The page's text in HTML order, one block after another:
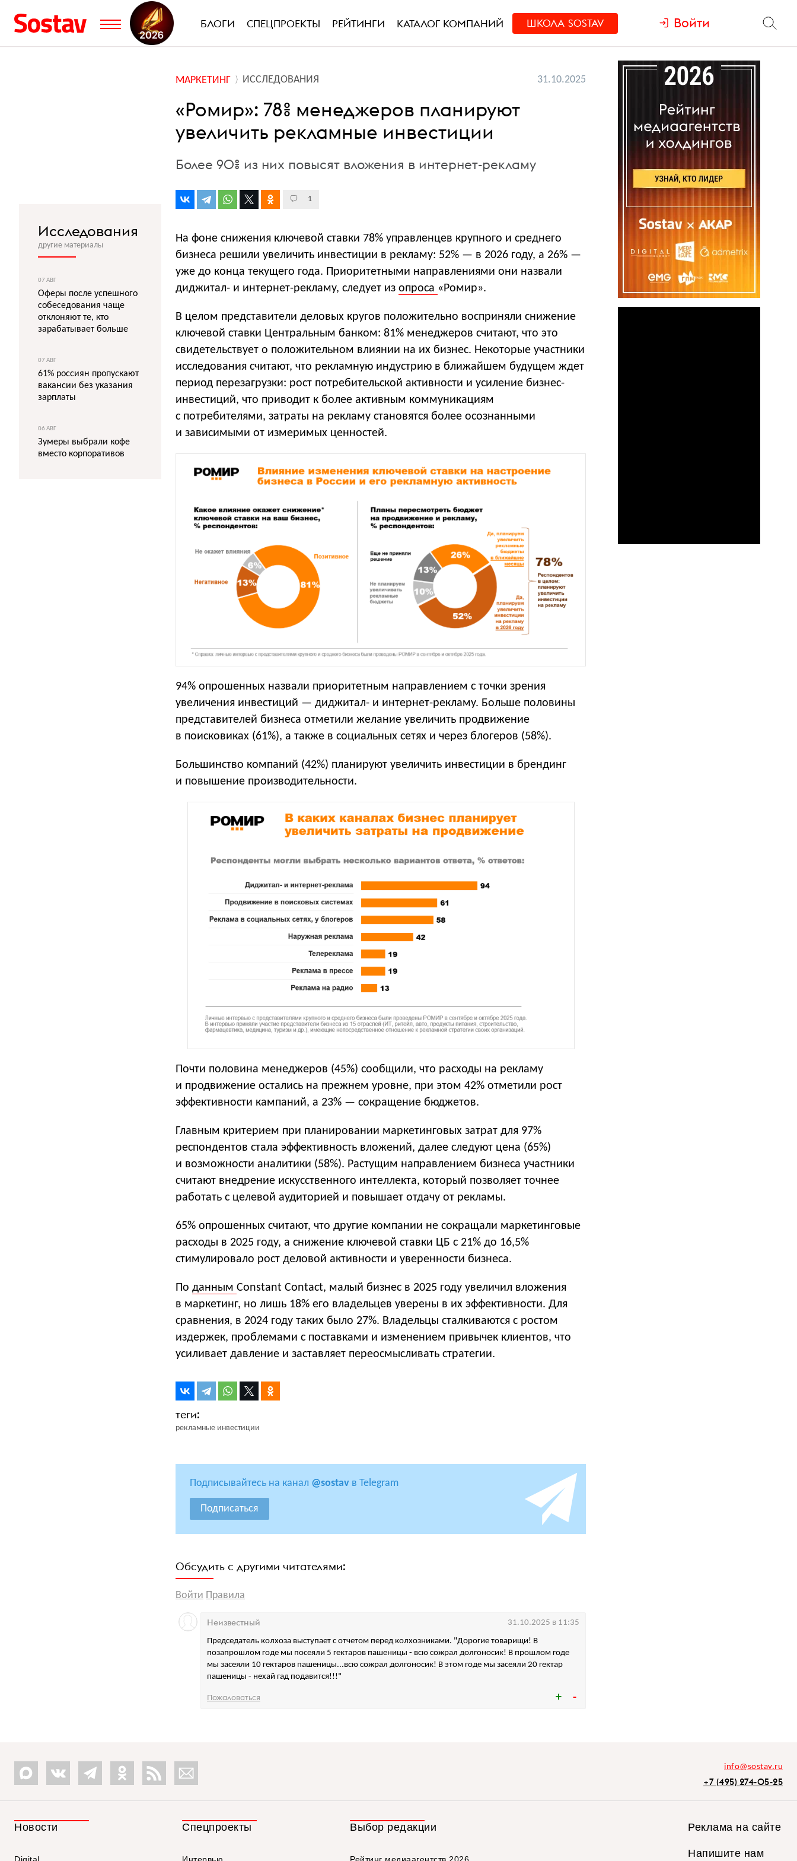
БЛОГИ СПЕЦПРОЕКТЫ РЕЙТИНГИ КАТАЛОГ КОМПАНИЙ ШКОЛА SOSTAV Войти
МАРКЕТИНГ ИССЛЕДОВАНИЯ 31.10.2025
«Ромир»: 78% менеджеров планируют
увеличить рекламные инвестиции
Более 90% из них повысят вложения в интернет-рекламу
1
На фоне снижения ключевой ставки 78% управленцев крупного и среднего
бизнеса решили увеличить инвестиции в рекламу: 52% — в 2026 году, а 26% —
уже до конца текущего года. Приоритетными направлениями они назвали
диджитал- и интернет-рекламу, следует из опроса «Ромир».
В целом представители деловых кругов положительно восприняли снижение
ключевой ставки Центральным банком: 81% менеджеров считают, что это
свидетельствует о положительном влиянии на их бизнес. Некоторые участники
исследования считают, что рекламную индустрию в ближайшем будущем ждет
период перезагрузки: рост потребительской активности и усиление бизнес-
инвестиций, что приводит к более активным коммуникациям
с потребителями, затраты на рекламу становятся более осознанными
и зависимыми от измеримых ценностей.
94% опрошенных назвали приоритетным направлением с точки зрения
увеличения инвестиций — диджитал- и интернет-рекламу. Больше половины
представителей бизнеса отметили желание увеличить продвижение
в поисковиках (61%), а также в социальных сетях и через блогеров (58%).
Большинство компаний (42%) планируют увеличить инвестиции в брендинг
и повышение производительности.
Почти половина менеджеров (45%) сообщили, что расходы на рекламу
и продвижение остались на прежнем уровне, при этом 42% отметили рост
эффективности кампаний, а 23% — сокращение бюджетов.
Главным критерием при планировании маркетинговых затрат для 97%
респондентов стала эффективность вложений, далее следуют цена (65%)
и возможности аналитики (58%). Растущим направлением бизнеса участники
считают внедрение искусственного интеллекта, который позволяет точнее
работать с целевой аудиторией и повышает отдачу от рекламы.
65% опрошенных считают, что другие компании не сокращали маркетинговые
расходы в 2025 году, а снижение ключевой ставки ЦБ с 21% до 16,5%
стимулировало рост деловой активности и уверенности бизнеса.
По данным Constant Contact, малый бизнес в 2025 году увеличил вложения
в маркетинг, но лишь 18% его владельцев уверены в их эффективности. Для
сравнения, в 2024 году таких было 27%. Владельцы сталкиваются с ростом
издержек, проблемами с поставками и изменением привычек клиентов, что
усиливает давление и заставляет переосмысливать стратегии.
рекламные инвестиции
Подписывайтесь на канал @sostav в Telegram
Подписаться
Обсудить с другими читателями:
Войти Правила
Председатель колхоза выступает с отчетом перед колхозниками. "Дорогие товарищи! В
позапрошлом годе мы посеяли 5 гектаров пашеницы - всю сожрал долгоносик! В прошлом годе
мы засеяли 10 гектаров пашеницы...всю сожрал долгоносик! В этом годе мы засеяли 20 гектар
пашеницы - нехай гад подавится!!!"
Неизвестный 31.10.2025 в 11:35
Пожаловаться
Исследования
другие материалы
07 АВГ
Оферы после успешного
собеседования чаще
отклоняют те, кто
зарабатывает больше
07 АВГ
61% россиян пропускают
вакансии без указания
зарплаты
06 АВГ
Зумеры выбрали кофе
вместо корпоративов
info@sostav.ru
+7 (495) 274-05-25
Новости Спецпроекты Выбор редакции Реклама на сайте
Напишите нам